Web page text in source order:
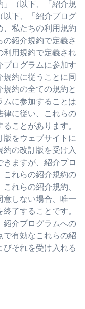
」（以下、「紹介規
以下、「紹介プログ
、私たちの利用規約
紹介規約で定義さ
利用規約で定義され
プログラムに参加す
規約に従うことに同
約の全ての規約と
に参加することは
律に従い、これらの
ことがあります。
版をウェブサイトに
の改訂版を受け入
ますが、紹介プロ
これらの紹介規約の
れらの紹介規約、
意しない場合、唯一
了することです。
紹介プログラムへの
有効なこれらの紹
それを受け入れる